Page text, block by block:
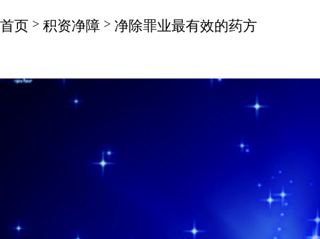
首页 > 积资净障 > 净除罪业最有效的药方